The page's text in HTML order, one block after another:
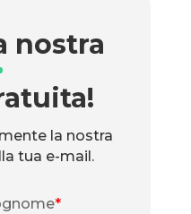
nostra
la nostra
tua e-mail.
*